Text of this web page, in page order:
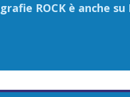
ROCK è anche su